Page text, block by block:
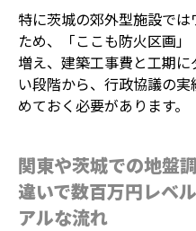
特に茨城の郊外型施設で
ため、「ここも防火区画
増え、建築工事費と工期
い段階から、行政協議の
めておく必要があります。
関東や茨城での地盤
違いで数百万円レベ
アルな流れ